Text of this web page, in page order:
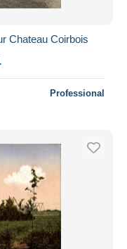
Chateau Coirbois
Professional